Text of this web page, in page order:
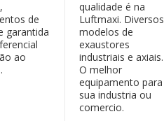
de
garantida
ao
qualidade é na
Luftmaxi. Diversos
modelos de
exaustores
industriais e axiais.
O melhor
equipamento para
sua industria ou
comercio.